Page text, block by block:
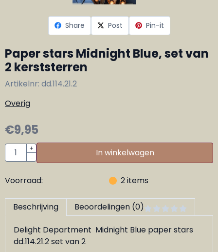
Share Post Pin-it
Paper stars Midnight Blue, set van
2 kerststerren
Artikelnr: dd.114.21.2
Overig
€9,95
Aantal
+
-
In winkelwagen
Voorraad: 2items
Beschrijving Beoordelingen (0)
Delight Department Midnight Blue paper stars
dd.114.21.2 set van 2